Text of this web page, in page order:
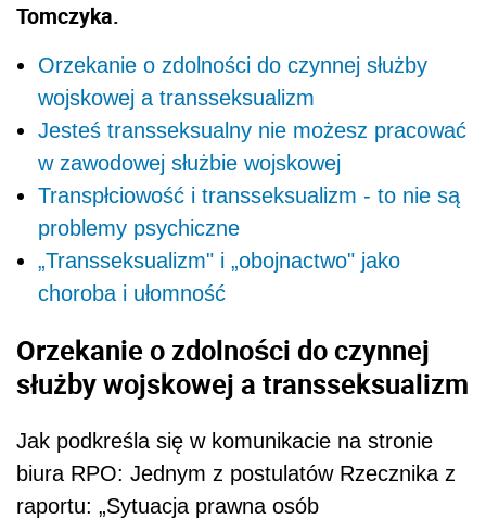
Tomczyka.
Orzekanie o zdolności do czynnej służby
wojskowej a transseksualizm
Jesteś transseksualny nie możesz pracować
w zawodowej służbie wojskowej
Transpłciowość i transseksualizm - to nie są
problemy psychiczne
„Transseksualizm" i „obojnactwo" jako
choroba i ułomność
Orzekanie o zdolności do czynnej
służby wojskowej a transseksualizm
Jak podkreśla się w komunikacie na stronie
biura RPO: Jednym z postulatów Rzecznika z
raportu: „Sytuacja prawna osób